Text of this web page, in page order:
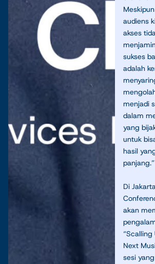
audiens
akses
sukses
adalah
menjadi
dalam
yang
untuk
hasil
panjang.”
Di
akan
“Scalling
Next
sesi